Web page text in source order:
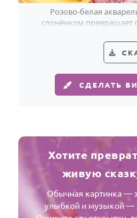
Розово-белая
слонёнком превращает
СДЕЛАТЬ
Хотите
живую
Обычная картинка —
улыбкой и музыкой —